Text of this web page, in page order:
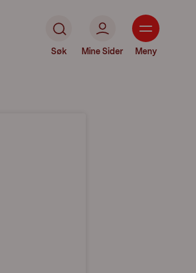
Søk Mine Sider Meny